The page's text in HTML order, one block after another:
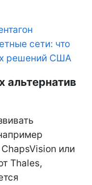
сети: что
решений США
альтернатив
или
Thales,